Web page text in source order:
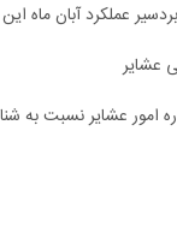
عملکرد آبان ماه
عشایر
امور عشایر نسبت به